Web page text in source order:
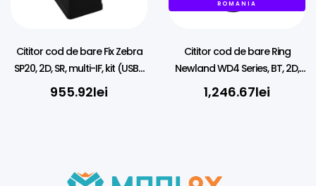
Cititor cod de bare Fix Zebra
SP20, 2D, SR, multi-IF, kit (USB),
black
955.92lei
ROMANIA
Cititor cod de bare Ring
Newland WD4 Series, BT, 2D,
USB, BT, kit (USB)
1,246.67lei